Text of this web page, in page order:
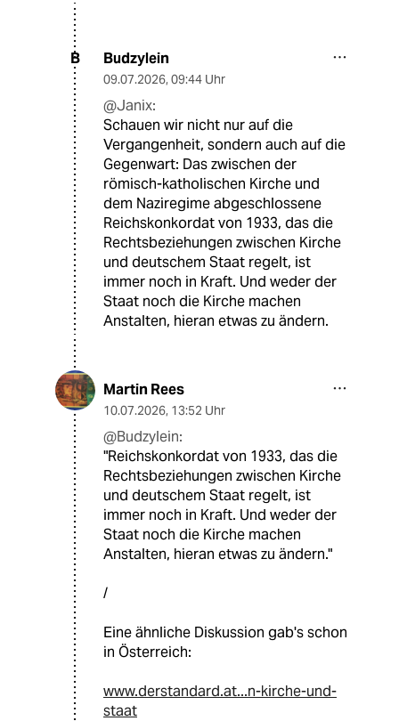
B Budzylein
09.07.2026, 09:44 Uhr
@Janix:
Schauen wir nicht nur auf die
Vergangenheit, sondern auch auf die
Gegenwart: Das zwischen der
römisch-katholischen Kirche und
dem Naziregime abgeschlossene
Reichskonkordat von 1933, das die
Rechtsbeziehungen zwischen Kirche
und deutschem Staat regelt, ist
immer noch in Kraft. Und weder der
Staat noch die Kirche machen
Anstalten, hieran etwas zu ändern.
Martin Rees
10.07.2026, 13:52 Uhr
@Budzylein:
"Reichskonkordat von 1933, das die
Rechtsbeziehungen zwischen Kirche
und deutschem Staat regelt, ist
immer noch in Kraft. Und weder der
Staat noch die Kirche machen
Anstalten, hieran etwas zu ändern."
/
Eine ähnliche Diskussion gab's schon
in Österreich:
www.derstandard.at...n-kirche-und-
staat